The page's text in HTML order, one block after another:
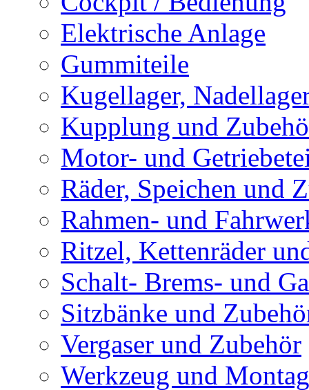
Elektrische Anlage
Gummiteile
Kugellager,
Kupplung und
Motor- und
Räder, Speichen und
Rahmen- und
Ritzel, Kettenräder
Schalt- Brems- und
Sitzbänke und
Vergaser und Zubehör
Werkzeug und